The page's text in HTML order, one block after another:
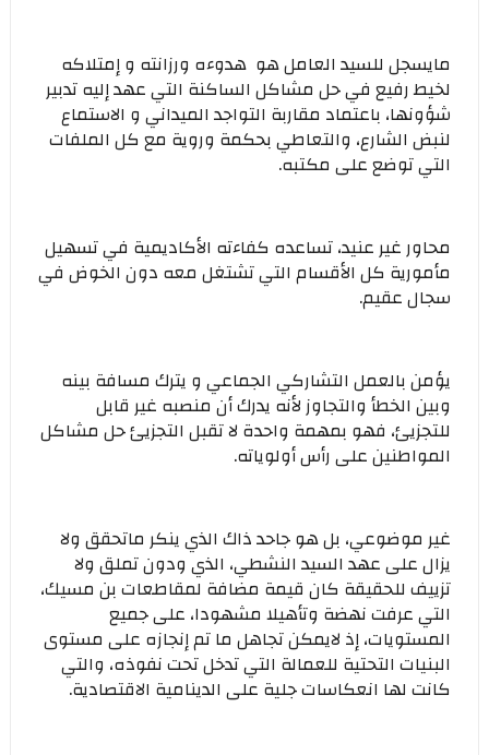
مايسجل للسيد العامل هو هدوءه ورزانته و إمتلاكه
لخيط رفيع في حل مشاكل الساكنة التي عهد إليه تدبير
شؤونها، باعتماد مقاربة التواجد الميداني و الاستماع
لنبض الشارع، والتعاطي بحكمة وروية مع كل الملفات
التي توضع على مكتبه.
محاور غير عنيد، تساعده كفاءته الأكاديمية في تسهيل
مأمورية كل الأقسام التي تشتغل معه دون الخوض في
سجال عقيم.
يؤمن بالعمل التشاركي الجماعي و يترك مسافة بينه
وبين الخطأ والتجاوز لأنه يدرك أن منصبه غير قابل
للتجزيئ، فهو بمهمة واحدة لا تقبل التجزيئ حل مشاكل
المواطنين على رأس أولوياته.
غير موضوعي، بل هو جاحد ذاك الذي ينكر ماتحقق ولا
يزال على عهد السيد النشطي، الذي ودون تملق ولا
تزييف للحقيقة كان قيمة مضافة لمقاطعات بن مسيك،
التي عرفت نهضة وتأهيلا مشهودا، على جميع
المستويات، إذ لايمكن تجاهل ما تم إنجازه على مستوى
البنيات التحتية للعمالة التي تدخل تحت نفوذه، والتي
كانت لها انعكاسات جلية على الدينامية الاقتصادية.